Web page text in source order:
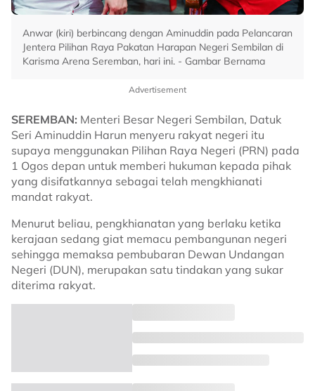
Anwar (kiri) berbincang dengan Aminuddin pada Pelancaran
Jentera Pilihan Raya Pakatan Harapan Negeri Sembilan di
Karisma Arena Seremban, hari ini. - Gambar Bernama
Advertisement
SEREMBAN: Menteri Besar Negeri Sembilan, Datuk
Seri Aminuddin Harun menyeru rakyat negeri itu
supaya menggunakan Pilihan Raya Negeri (PRN) pada
1 Ogos depan untuk memberi hukuman kepada pihak
yang disifatkannya sebagai telah mengkhianati
mandat rakyat.
Menurut beliau, pengkhianatan yang berlaku ketika
kerajaan sedang giat memacu pembangunan negeri
sehingga memaksa pembubaran Dewan Undangan
Negeri (DUN), merupakan satu tindakan yang sukar
diterima rakyat.